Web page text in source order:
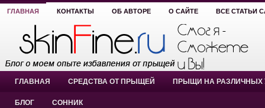
ГЛАВНАЯ КОНТАКТЫ ОБ АВТОРЕ О САЙТЕ ВСЕ СТАТЬИ
ГЛАВНАЯ СРЕДСТВА ОТ ПРЫЩЕЙ ПРЫЩИ НА РАЗЛИЧНЫХ
БЛОГ СОННИК